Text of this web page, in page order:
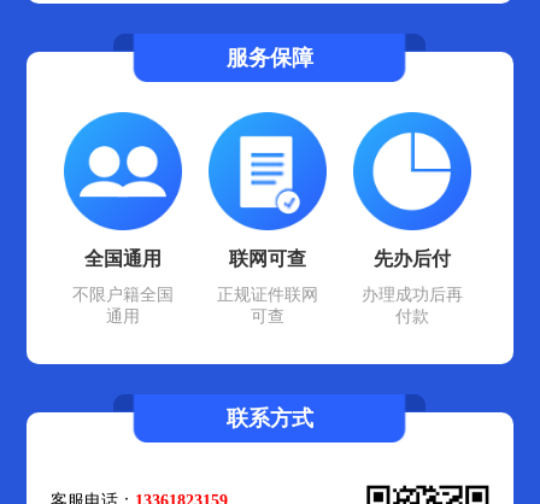
服务保障
全国通用
不限户籍全国
通用
联网可查
正规证件联网
可查
先办后付
办理成功后再
付款
联系方式